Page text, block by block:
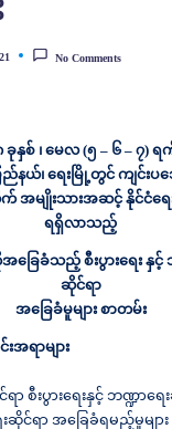
No Comments
ခုနှစ် ၊ မေလ (၅ – ၆ – ၇) ရ
ည်နယ်၊ ရေးမြို့တွင် ကျင်းပ
အမျိုးသားအဆင့် နိုင်ငံရေး
ရရှိလာသည့်
ြေခံသည့် စီးပွားရေး နှင့်
ဆိုင်ရာ
အခြေခံမူများ စာတမ်း
အရာများ
စီးပွားရေးနှင့် ဘဏ္ဍာရေး
းဆိုင်ရာ အခြေခံရမည့်မူများ